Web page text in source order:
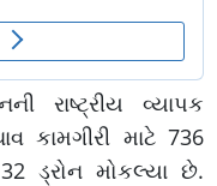
રાષ્ટ્રીય વ્યાપક
કામગીરી માટે 736
ડ્રોન મોકલ્યા છે.